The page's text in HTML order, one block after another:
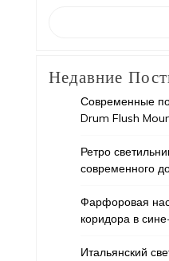
Недавние
Современные
Drum Flush
Ретро
современного
Фарфоровая
коридора в
Итальянский